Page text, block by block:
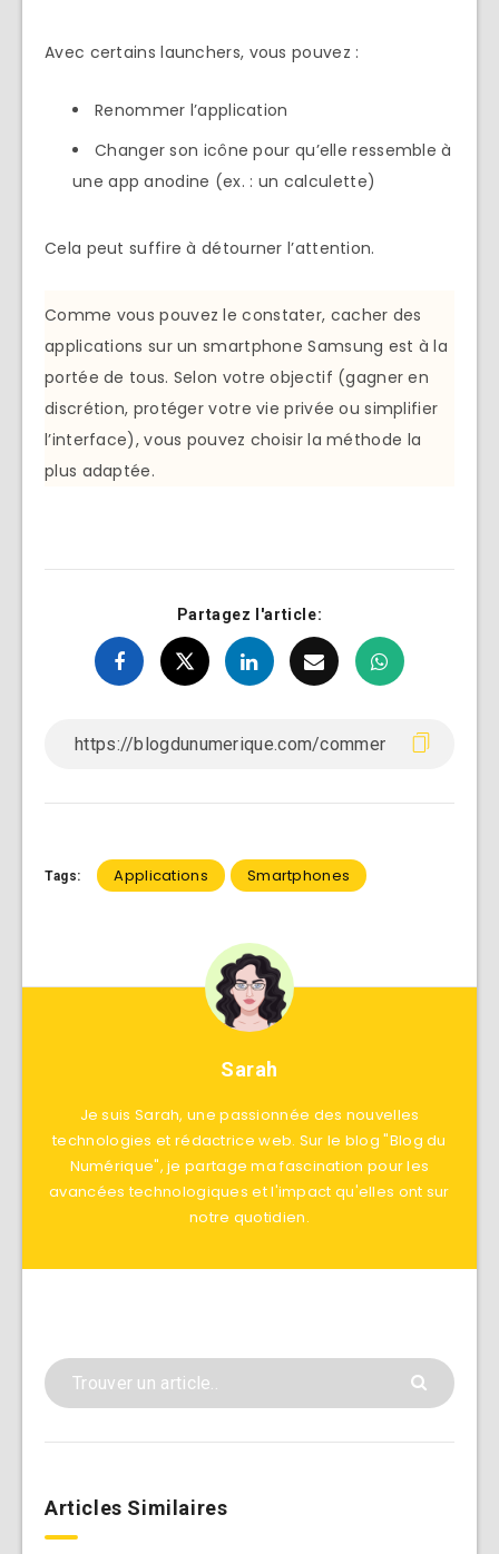
Avec certains launchers, vous pouvez :
Renommer l’application
Changer son icône pour qu’elle ressemble à
une app anodine (ex. : un calculette)
Cela peut suffire à détourner l’attention.
Comme vous pouvez le constater, cacher des
applications sur un smartphone Samsung est à la
portée de tous. Selon votre objectif (gagner en
discrétion, protéger votre vie privée ou simplifier
l’interface), vous pouvez choisir la méthode la
plus adaptée.
Partagez l'article:
Tags: Applications Smartphones
Sarah
Je suis Sarah, une passionnée des nouvelles
technologies et rédactrice web. Sur le blog "Blog du
Numérique", je partage ma fascination pour les
avancées technologiques et l'impact qu'elles ont sur
notre quotidien.
Articles Similaires